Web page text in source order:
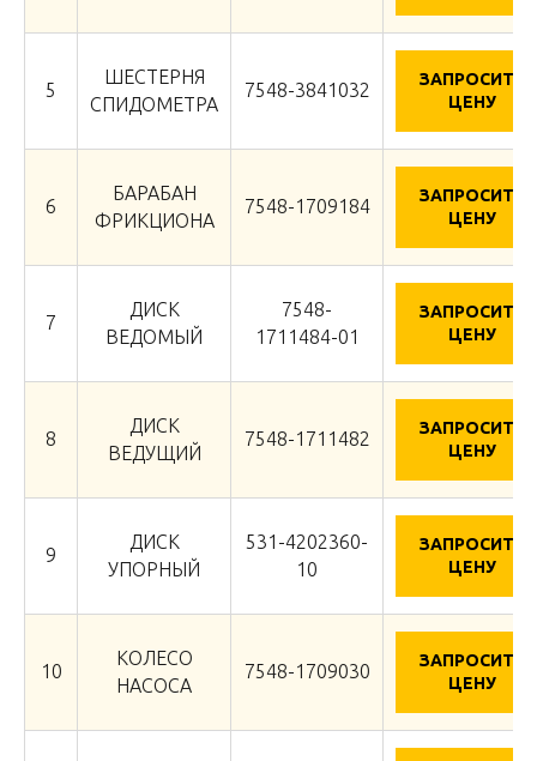
5
ШЕСТЕРНЯ
СПИДОМЕТРА
7548-3841032
ЗАПРОСИТЬ
ЦЕНУ
6
БАРАБАН
ФРИКЦИОНА
7548-1709184
ЗАПРОСИТЬ
ЦЕНУ
7
ДИСК
ВЕДОМЫЙ
7548-
1711484-01
ЗАПРОСИТЬ
ЦЕНУ
8
ДИСК
ВЕДУЩИЙ
7548-1711482
ЗАПРОСИТЬ
ЦЕНУ
9
ДИСК
УПОРНЫЙ
531-4202360-
10
ЗАПРОСИТЬ
ЦЕНУ
10
КОЛЕСО
НАСОСА
7548-1709030
ЗАПРОСИТЬ
ЦЕНУ